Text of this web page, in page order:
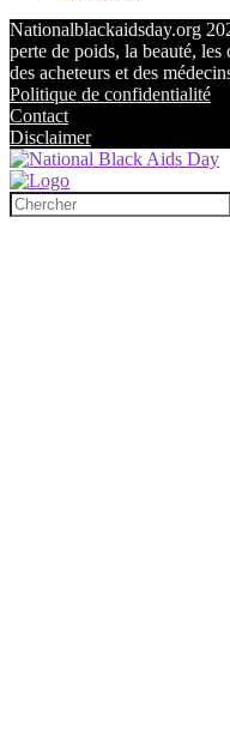
Nationalblackaidsday.org
perte de poids, la beauté,
des acheteurs et des
Politique de confidentialité
Contact
Disclaimer